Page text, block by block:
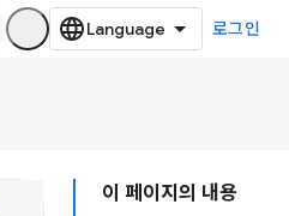
로그인
이 페이지의 내용